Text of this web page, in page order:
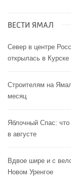
ВЕСТИ ЯМАЛ
Север в центре
открылась в Курске
Строителям на
месяц
Яблочный Спас: что
в августе
Вдвое шире и с
Новом Уренгое